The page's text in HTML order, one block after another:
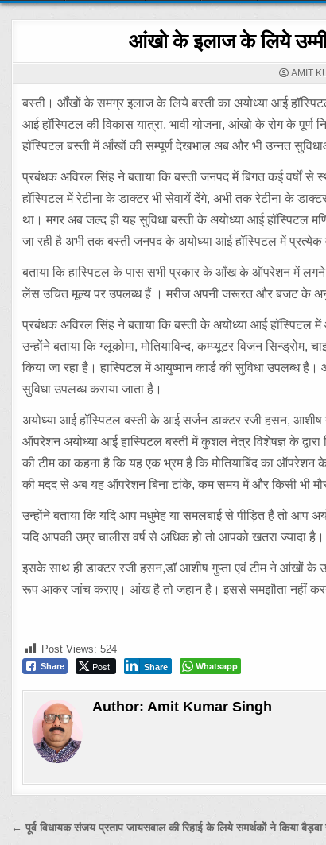
आंखो के इलाज के लिये
AMIT
बस्ती। आँखों के समग्र इलाज के लिये बस्ती का अयोध्या आई हॉस्पिटल
आई हॉस्पिटल की विकास यात्रा, भावी योजना, आंखो के रोग के
हॉस्पिटल बस्ती में आँखों की सम्पूर्ण देखभाल अब और भी उन्नत
प्रबंधक अविरल सिंह ने बताया कि बस्ती जनपद में बिगत कई वर्षों
हॉस्पिटल में रेटीना के डाक्टर भी सेवायें देंगे, अभी तक रेटीना के
था। मगर अब जल्द ही यह सुविधा बस्ती के अयोध्या आई हॉस्पिटल मणि
जा रही है अभी तक बस्ती जनपद के अयोध्या आई हॉस्पिटल में
बताया कि हास्पिटल के पास सभी प्रकार के आँख के ऑपरेशन में लगने
लेंस उचित मूल्य पर उपलब्ध हैं । मरीज अपनी जरूरत और बजट के
प्रबंधक अविरल सिंह ने बताया कि बस्ती के अयोध्या आई हॉस्पिटल
उन्होंने बताया कि ग्लूकोमा, मोतियाविन्द, कम्प्यूटर विजन
किया जा रहा है। हास्पिटल में आयुष्मान कार्ड की सुविधा उपलब्ध
सुविधा उपलब्ध कराया जाता है।
अयोध्या आई हॉस्पिटल बस्ती के आई सर्जन डाक्टर रजी हसन, आशीष
ऑपरेशन अयोध्या आई हास्पिटल बस्ती में कुशल नेत्र विशेषज्ञ के
की टीम का कहना है कि यह एक भ्रम है कि मोतियाबिंद का
की मदद से अब यह ऑपरेशन बिना टांके, कम समय में और किसी भी
उन्होंने बताया कि यदि आप मधुमेह या समलबाई से पीड़ित हैं तो आप
यदि आपकी उम्र चालीस वर्ष से अधिक हो तो आपको खतरा ज्यादा है।
इसके साथ ही डाक्टर रजी हसन,डॉ आशीष गुप्ता एवं टीम ने आंखों
रूप आकर जांच कराए। आंख है तो जहान है। इससे समझौता नहीं
Post Views: 524
Share Post Share Whatsapp
Author:Amit Kumar Singh
Post
← पूर्व विधायक संजय प्रताप जायसवाल की रिहाई के लिये समर्थकों ने किया बैड़वा